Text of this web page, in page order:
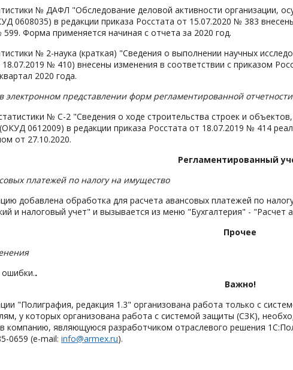
№ ДАФЛ "Обследование деловой активности организации,
0608035) в редакции приказа Росстата от 15.07.2020 № 383
Форма применяется начиная с отчета за 2020 год.
№ 2-наука (краткая) "Сведения о выполнении научных
18.07.2019 № 410) внесены изменения в соответствии с приказом
2020 года.
электронном представлении форм регламентированной отчетности
№ С-2 "Сведения о ходе строительства строек и
0612009) в редакции приказа Росстата от 18.07.2019 № 414
от 27.10.2020.
Регламентированный
платежей по налогу на имущество
добавлена обработка для расчета авансовых платежей по
и налоговый учет" и вызывается из меню "Бухгалтерия" -
Прочее
.
Важно!
"Полиграфия, редакция 1.3" организована работа только с
у которых организована работа с системой защиты (СЗК),
компанию, являющуюся разработчиком отраслевого решения
0659 (е-mail: info@armex.ru).